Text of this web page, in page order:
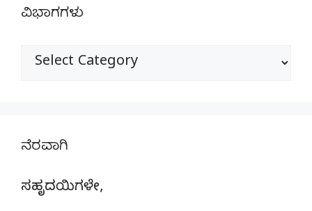
ವಿಭಾಗಗಳು
ವಿಭಾಗಗಳು
ನೆರವಾಗಿ
ಸಹೃದಯಿಗಳೇ,